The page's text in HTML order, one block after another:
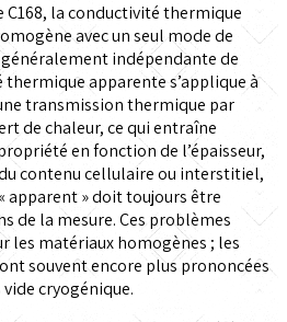
la conductivité thermique
avec un seul mode de
indépendante de
thermique apparente s’applique à
transmission thermique par
de chaleur, ce qui entraîne
en fonction de l’épaisseur,
contenu cellulaire ou interstitiel,
apparent » doit toujours être
de la mesure. Ces problèmes
les matériaux homogènes ; les
souvent encore plus prononcées
vide cryogénique.